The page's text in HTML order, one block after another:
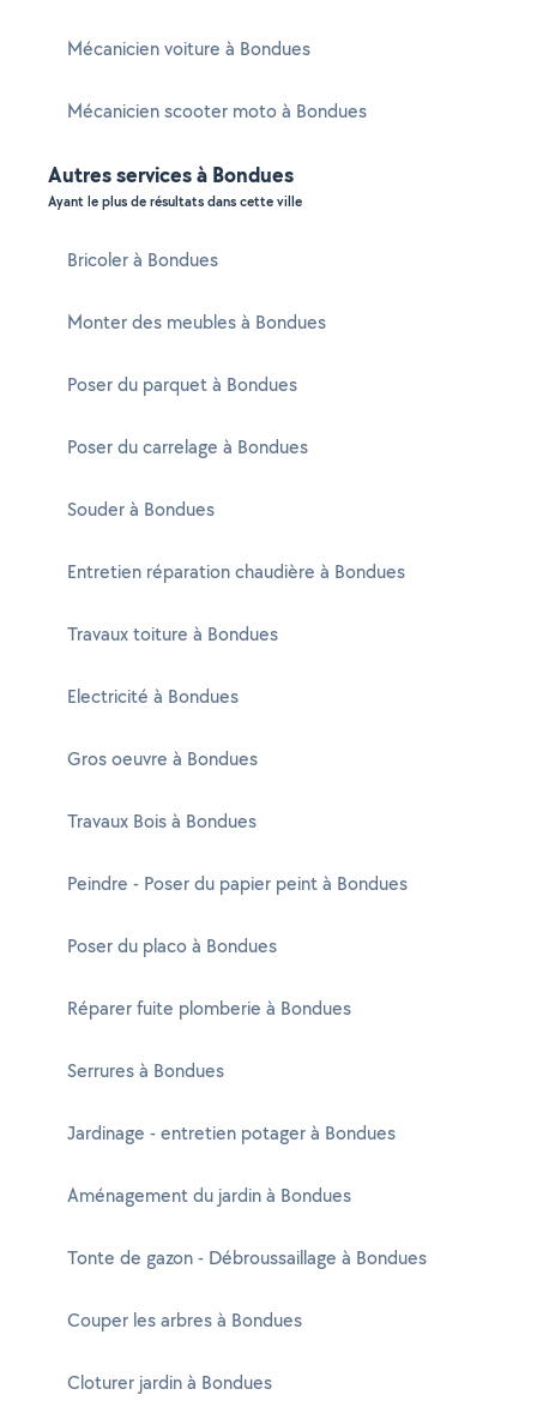
Mécanicien voiture à Bondues
Mécanicien scooter moto à Bondues
Autres services à Bondues
Ayant le plus de résultats dans cette ville
Bricoler à Bondues
Monter des meubles à Bondues
Poser du parquet à Bondues
Poser du carrelage à Bondues
Souder à Bondues
Entretien réparation chaudière à Bondues
Travaux toiture à Bondues
Electricité à Bondues
Gros oeuvre à Bondues
Travaux Bois à Bondues
Peindre - Poser du papier peint à Bondues
Poser du placo à Bondues
Réparer fuite plomberie à Bondues
Serrures à Bondues
Jardinage - entretien potager à Bondues
Aménagement du jardin à Bondues
Tonte de gazon - Débroussaillage à Bondues
Couper les arbres à Bondues
Cloturer jardin à Bondues